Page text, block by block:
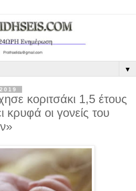
▼
κοριτσάκι 1,5 έτους
κρυφά οι γονείς του